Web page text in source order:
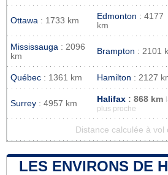
Ottawa : 1733 km Edmonton : 4177
km
Mississauga : 2096
km
Brampton : 2101
Québec : 1361 km Hamilton : 2127
Surrey : 4957 km Halifax : 868 km
plus proche
Distance calculée à vol
LES ENVIRONS DE